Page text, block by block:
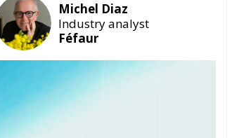
Michel Diaz
Industry analyst
Féfaur